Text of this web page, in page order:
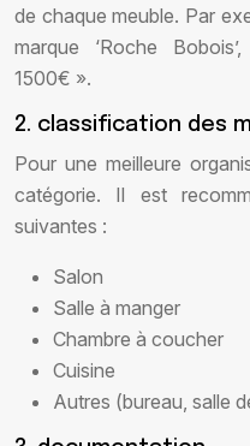
de chaque meuble. Par
marque ‘Roche
1500€ ».
2. classification des
Pour une meilleure
catégorie. Il est
suivantes :
Salon
Salle à manger
Chambre à coucher
Cuisine
Autres (bureau, salle